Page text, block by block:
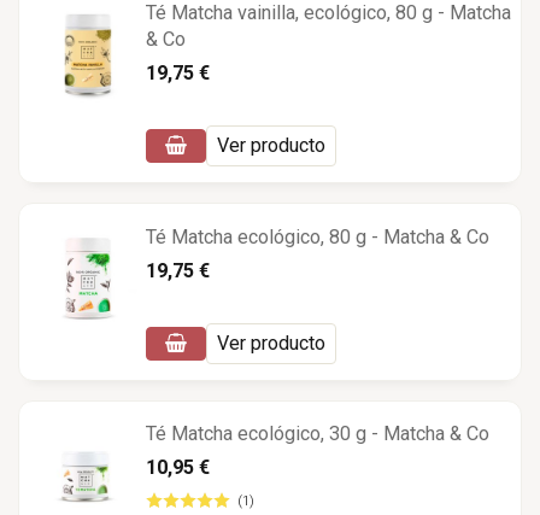
Té Matcha vainilla, ecológico, 80 g - Matcha
& Co
19,75 €
Ver producto
Té Matcha ecológico, 80 g - Matcha & Co
19,75 €
Ver producto
Té Matcha ecológico, 30 g - Matcha & Co
10,95 €
(1)